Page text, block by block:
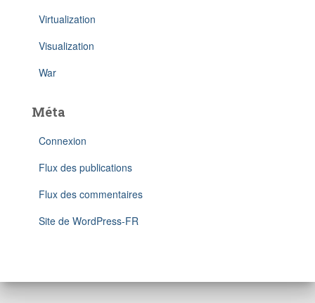
Virtualization
Visualization
War
Méta
Connexion
Flux des publications
Flux des commentaires
Site de WordPress-FR